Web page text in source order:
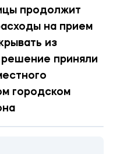
продолжит
на прием
из
приняли
городском